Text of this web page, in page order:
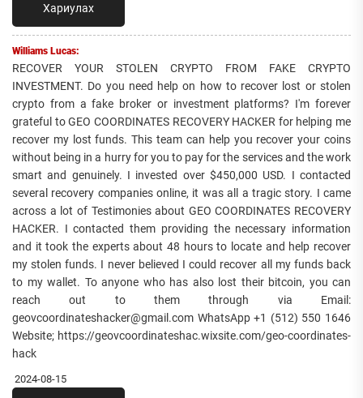
Хариулах
Williams Lucas:
RECOVER YOUR STOLEN CRYPTO FROM FAKE CRYPTO
INVESTMENT. Do you need help on how to recover lost or stolen
crypto from a fake broker or investment platforms? I'm forever
grateful to GEO COORDINATES RECOVERY HACKER for helping me
recover my lost funds. This team can help you recover your coins
without being in a hurry for you to pay for the services and the work
smart and genuinely. I invested over $450,000 USD. I contacted
several recovery companies online, it was all a tragic story. I came
across a lot of Testimonies about GEO COORDINATES RECOVERY
HACKER. I contacted them providing the necessary information
and it took the experts about 48 hours to locate and help recover
my stolen funds. I never believed I could recover all my funds back
to my wallet. To anyone who has also lost their bitcoin, you can
reach out to them through via Email:
geovcoordinateshacker@gmail.com WhatsApp +1 (512) 550 1646
Website; https://geovcoordinateshac.wixsite.com/geo-coordinates-
hack
2024-08-15